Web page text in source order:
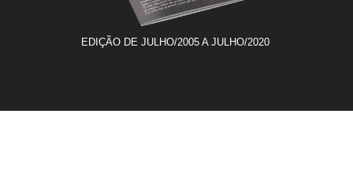
EDIÇÃO DE JULHO/2005 A JULHO/2020